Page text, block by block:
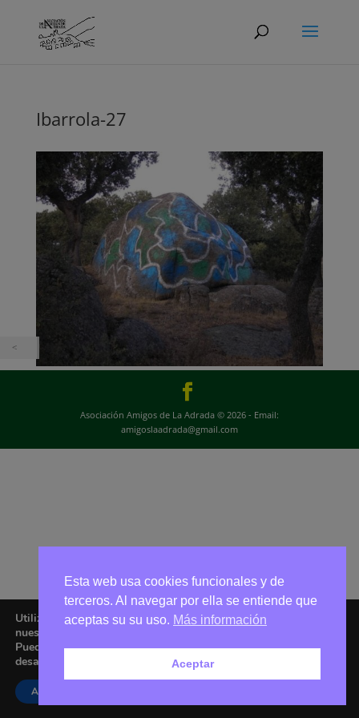
Ibarrola-27
Asociación Amigos de La Adrada © 2026 - Email:
amigoslaadrada@gmail.com
Utilizamos cookies para ofrecerte la mejor experiencia en
nuestra web.
Puedes aprender más sobre qué cookies utilizamos o
desactivarlas en los
Aceptar
Esta web usa cookies funcionales y de
terceros. Al navegar por ella se entiende que
aceptas su su uso. Más información
Aceptar